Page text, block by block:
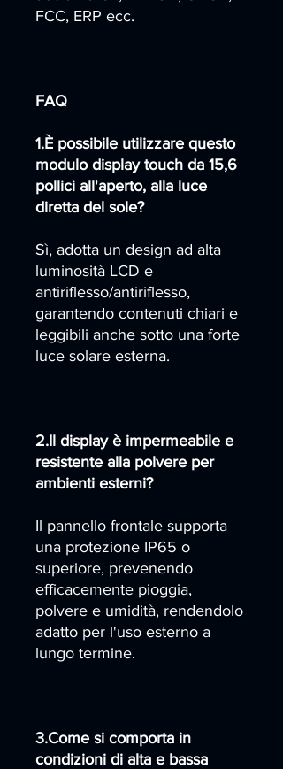
FCC, ERP ecc.
FAQ
1.È possibile utilizzare questo
modulo display touch da 15,6
pollici all'aperto, alla luce
diretta del sole?
Sì, adotta un design ad alta
luminosità LCD e
antiriflesso/antiriflesso,
garantendo contenuti chiari e
leggibili anche sotto una forte
luce solare esterna.
2.Il display è impermeabile e
resistente alla polvere per
ambienti esterni?
Il pannello frontale supporta
una protezione IP65 o
superiore, prevenendo
efficacemente pioggia,
polvere e umidità, rendendolo
adatto per l'uso esterno a
lungo termine.
3.Come si comporta in
condizioni di alta e bassa